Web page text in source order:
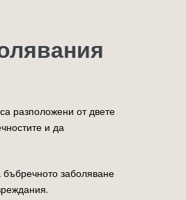
разположени от двете
и да
заболяване